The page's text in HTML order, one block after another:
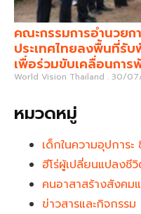
คณะกรรมการอำนวย
ประเทศไทยลงพื้นที่รับ
เพื่อร่วมขับเคลื่อนกา
World Vision Thailand 30/
หมวดหมู่
เด็กในความอุปการ
ฮีโร่ผู้เปลี่ยนแปลงชี
คนอาสาสร้างสังคม
ข่าวสารและกิจกรรม